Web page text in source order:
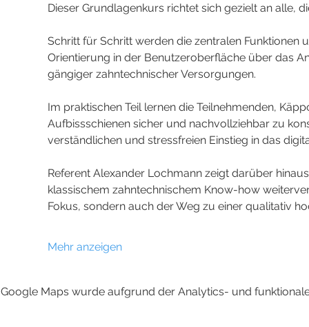
Dieser Grundlagenkurs richtet sich gezielt an alle,
Schritt für Schritt werden die zentralen
Orientierung in der Benutzeroberfläche über das
gängiger zahntechnischer Versorgungen.
Im praktischen Teil lernen die Teilnehmenden,
Aufbissschienen sicher und nachvollziehbar zu
verständlichen und stressfreien Einstieg in das
Referent Alexander Lochmann zeigt darüber
klassischem zahntechnischem Know-how
Fokus, sondern auch der Weg zu einer qualitativ
Mehr anzeigen
Google Maps wurde aufgrund der Analytics- und